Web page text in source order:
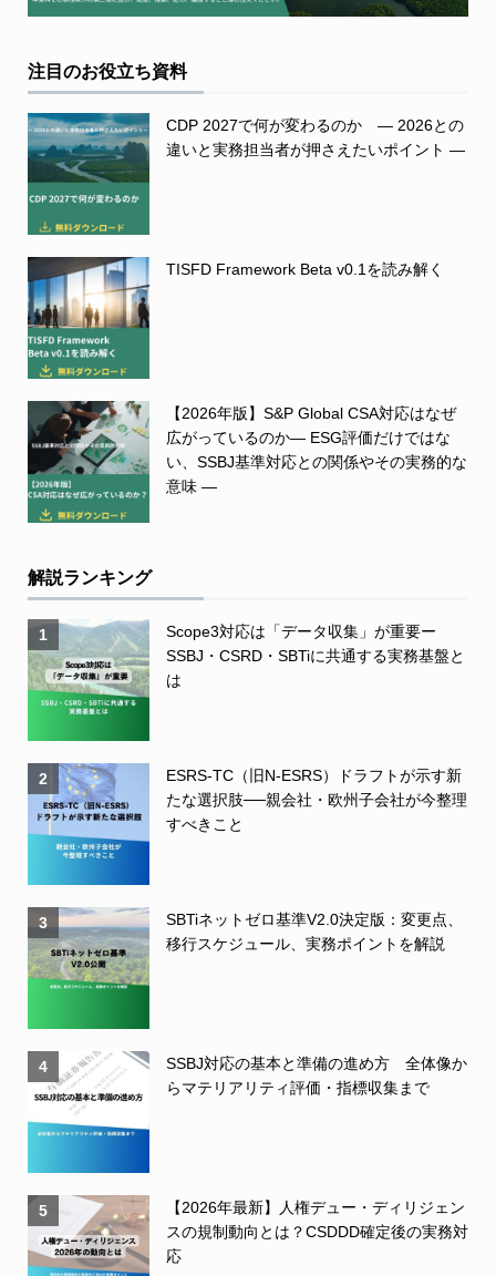
注目のお役立ち資料
CDP 2027で何が変わるのか ― 2026との
違いと実務担当者が押さえたいポイント ―
TISFD Framework Beta v0.1を読み解く
【2026年版】S&P Global CSA対応はなぜ
広がっているのか― ESG評価だけではな
い、SSBJ基準対応との関係やその実務的な
意味 ―
解説ランキング
1
Scope3対応は「データ収集」が重要ー
SSBJ・CSRD・SBTiに共通する実務基盤と
は
2
ESRS-TC（旧N-ESRS）ドラフトが示す新
たな選択肢──親会社・欧州子会社が今整理
すべきこと
3
SBTiネットゼロ基準V2.0決定版：変更点、
移行スケジュール、実務ポイントを解説
4
SSBJ対応の基本と準備の進め方 全体像か
らマテリアリティ評価・指標収集まで
5
【2026年最新】人権デュー・ディリジェン
スの規制動向とは？CSDDD確定後の実務対
応